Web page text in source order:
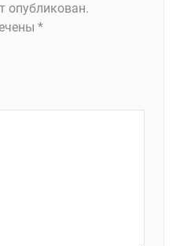
опубликован.
*